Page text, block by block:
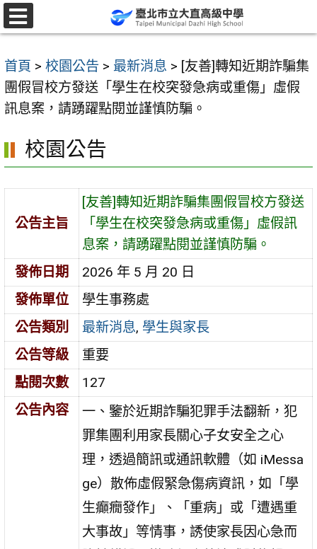
跳
至
要
內
容
首頁 > 校園公告 > 最新消息 > [友善]轉知近期詐騙集
團假冒校方發送「學生在校突發急病或重傷」虛假
訊息案，請踴躍點閱並謹慎防騙。
校園公告
公告主旨
[友善]轉知近期詐騙集團假冒校方發送
「學生在校突發急病或重傷」虛假訊
息案，請踴躍點閱並謹慎防騙。
發佈日期
2026 年 5 月 20 日
發佈單位
學生事務處
公告類別
最新消息, 學生與家長
公告等級
重要
點閱次數
127
公告內容
一、鑒於近期詐騙犯罪手法翻新，犯
罪集團利用家長關心子女安全之心
理，透過簡訊或通訊軟體（如 iMessa
ge）散佈虛假緊急傷病資訊，如「學
生癲癇發作」、「重病」或「遭遇重
大事故」等情事，誘使家長因心急而
選
單